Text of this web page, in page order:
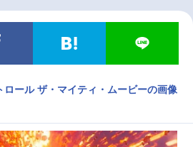
プリ 音楽 コスプレ
トレンド 無料マンガ
ール ザ・マイティ・ムービーの画像